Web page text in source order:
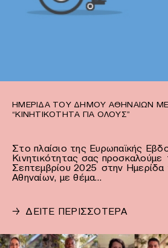
ΗΜΕΡΊΔΑ ΤΟΥ ΔΉΜΟΥ ΑΘΗΝΑΊΩΝ
“ΚΙΝΗΤΙΚΌΤΗΤΑ ΓΙΑ ΌΛΟΥΣ”
Στο πλαίσιο της Ευρωπαϊκής
Κινητικότητας σας προσκαλούμε
Σεπτεμβρίου 2025 στην
Αθηναίων, με θέμα…
→ ΔΕΙΤΕ ΠΕΡΙΣΣΟΤΕΡΑ